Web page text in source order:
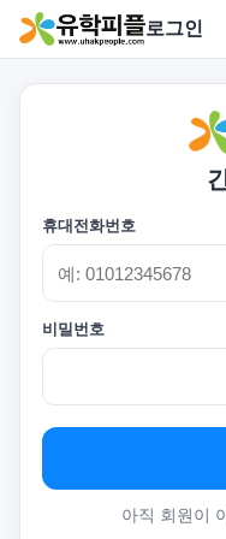
로그인
휴대전화번호
비밀번호
아직 회원이